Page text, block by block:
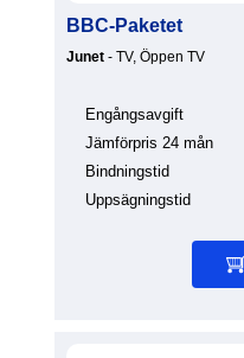
BBC-Paketet
Junet - TV, Öppen TV
Engångsavgift
Jämförpris 24 mån
Bindningstid
Uppsägningstid